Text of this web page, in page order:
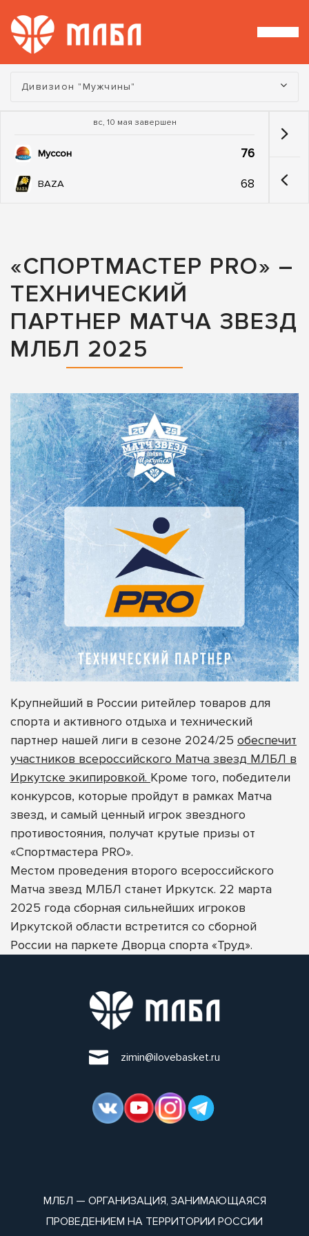
Турнир:
Дивизион "Мужчины"
вс, 10 мая завершен
Муссон 76
BAZA 68
«СПОРТМАСТЕР PRO» –
ТЕХНИЧЕСКИЙ
ПАРТНЕР МАТЧА ЗВЕЗД
МЛБЛ 2025
Крупнейший в России ритейлер товаров для
спорта и активного отдыха и технический
партнер нашей лиги в сезоне 2024/25 обеспечит
участников всероссийского Матча звезд МЛБЛ в
Иркутске экипировкой. Кроме того, победители
конкурсов, которые пройдут в рамках Матча
звезд, и самый ценный игрок звездного
противостояния, получат крутые призы от
«Спортмастера PRO».
Местом проведения второго всероссийского
Матча звезд МЛБЛ станет Иркутск. 22 марта
2025 года сборная сильнейших игроков
Иркутской области встретится со сборной
России на паркете Дворца спорта «Труд».
zimin@ilovebasket.ru
МЛБЛ — ОРГАНИЗАЦИЯ, ЗАНИМАЮЩАЯСЯ
ПРОВЕДЕНИЕМ НА ТЕРРИТОРИИ РОССИИ